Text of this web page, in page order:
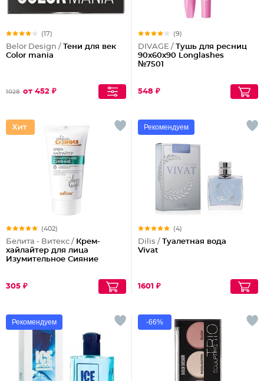
(17)
Belor Design / Тени для век
Color mania
1028 от 452 ₽
(9)
DIVAGE / Тушь для ресниц
90x60x90 Longlashes
№7501
548 ₽
(402)
Белита - Витекс / Крем-
хайлайтер для лица
Изумительное Сияние
305 ₽
Рекомендуем
(4)
Dilis / Туалетная вода
Vivat
1601 ₽
Рекомендуем -66%